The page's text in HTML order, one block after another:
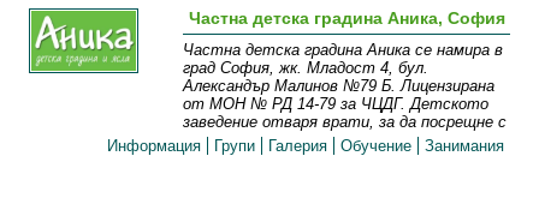
Частна детска градина Аника, София
Частна детска градина Аника се намира в
град София, жк. Младост 4, бул.
Александър Малинов №79 Б. Лицензирана
от МОН № РД 14-79 за ЧЦДГ. Детското
заведение отваря врати, за да посрещне с
Информация
Групи Галерия Обучение Занимания